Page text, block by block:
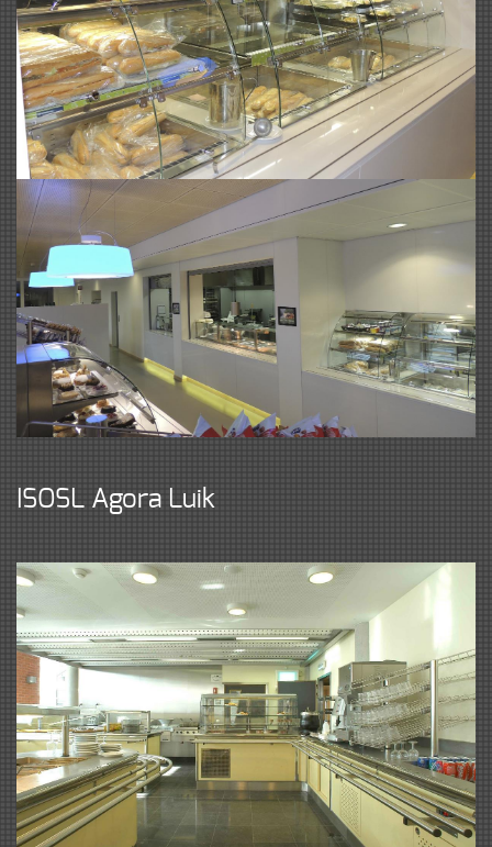
ISOSL Agora Luik